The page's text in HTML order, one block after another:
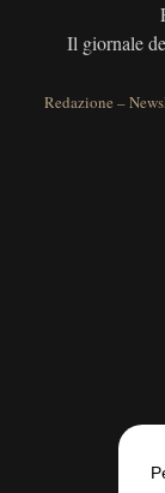
Il giornale
Redazione –